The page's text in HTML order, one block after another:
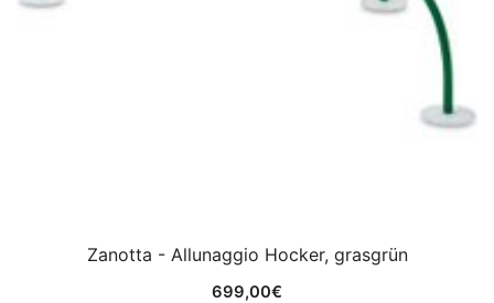
Zanotta - Allunaggio Hocker, grasgrün
699,00€